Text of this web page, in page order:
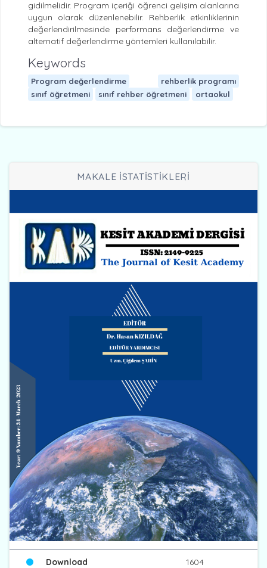
gidilmelidir. Program içeriği öğrenci gelişim alanlarına
uygun olarak düzenlenebilir. Rehberlik etkinliklerinin
değerlendirilmesinde performans değerlendirme ve
alternatif değerlendirme yöntemleri kullanılabilir.
Keywords
Program değerlendirme
rehberlik programı
sınıf öğretmeni
sınıf rehber öğretmeni ortaokul
MAKALE İSTATİSTİKLERİ
Download 1604